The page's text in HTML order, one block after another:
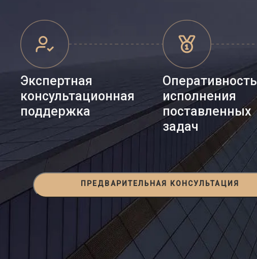
Экспертная
консультационная
поддержка
Оперативность
исполнения
поставленных
задач
ПРЕДВАРИТЕЛЬНАЯ КОНСУЛЬТАЦИЯ